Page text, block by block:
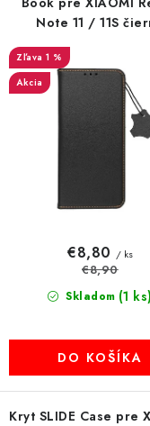
Note 11 / 11S
1 %
Akcia
Skladom (1 ks)
€8,80 / ks
€8,90
DO KOŠÍKA
Kryt SLIDE Case pre